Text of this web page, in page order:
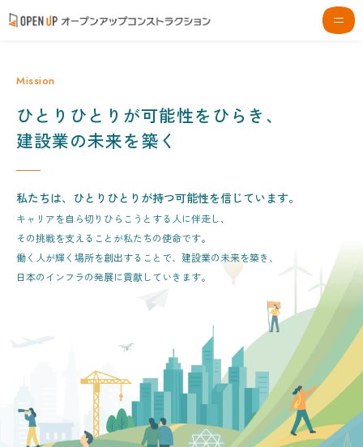
Mission
ひとりひとりが可能性をひらき、
建設業の未来を築く
私たちは、ひとりひとりが持つ可能性を信じています。
キャリアを自ら切りひらこうとする人に伴走し、
その挑戦を支えることが私たちの使命です。
働く人が輝く場所を創出することで、建設業の未来を築き、
日本のインフラの発展に貢献していきます。